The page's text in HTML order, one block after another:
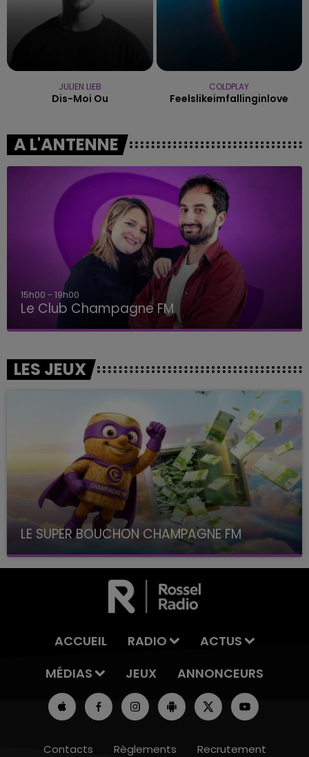
JULIEN LIEB
Dis-Moi Ou
COLDPLAY
Feelslikeimfallinginlove
A L'ANTENNE
19h00 - 19h15
LA POP MACHINE - CHAMPAGNE FM
LES JEUX
LE SUPER BOUCHON CHAMPAGNE FM
avec La Famille Champagne FM, à 8H10
ACCUEIL RADIO
ACTUS
MÉDIAS
JEUX ANNONCEURS
Contacts Règlements Recrutement